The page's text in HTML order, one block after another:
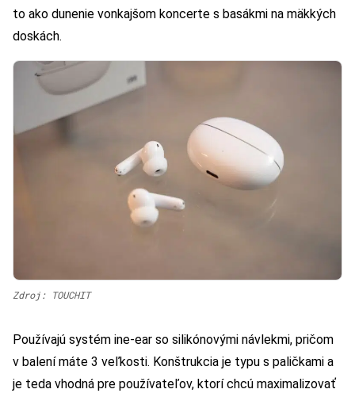
to ako dunenie vonkajšom koncerte s basákmi na mäkkých
doskách.
Zdroj: TOUCHIT
Používajú systém ine-ear so silikónovými návlekmi, pričom
v balení máte 3 veľkosti. Konštrukcia je typu s paličkami a
je teda vhodná pre používateľov, ktorí chcú maximalizovať